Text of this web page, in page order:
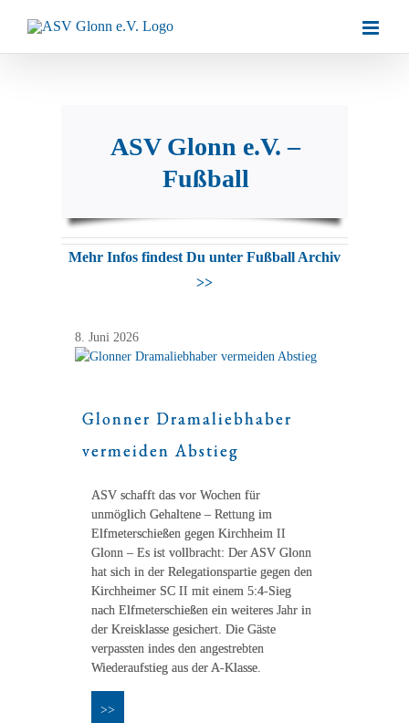
Inhalt
ASV Glonn e.V. –
Fußball
Mehr Infos findest Du unter Fußball Archiv
>>
8. Juni 2026
Glonner Dramaliebhaber
vermeiden Abstieg
ASV schafft das vor Wochen für
unmöglich Gehaltene – Rettung im
Elfmeterschießen gegen Kirchheim II
Glonn – Es ist vollbracht: Der ASV Glonn
hat sich in der Relegationspartie gegen den
Kirchheimer SC II mit einem 5:4-Sieg
nach Elfmeterschießen ein weiteres Jahr in
der Kreisklasse gesichert. Die Gäste
verpassten indes den angestrebten
Wiederaufstieg aus der A-Klasse.
>>